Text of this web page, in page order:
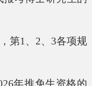
第1、2、3各项规